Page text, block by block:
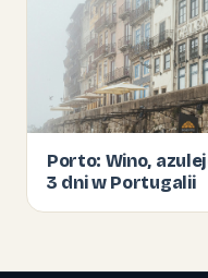
Porto: Wino,
3 dni w Portugalii